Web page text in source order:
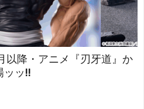
降・アニメ『刃牙道』か
ッッ!!